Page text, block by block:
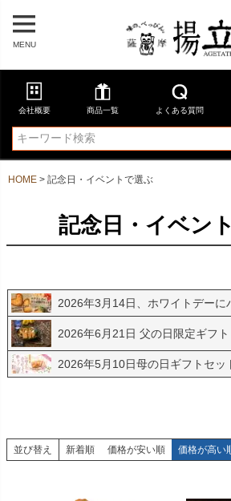
MENU
会社概要 商品一覧 よくある質問
HOME 記念日・イベントで選ぶ
記念日・イベン
2026年3月14日、ホワイトデーに
2026年6月21日 父の日限定ギフト
2026年5月10日母の日ギフトセッ
並び替え 新着順 価格が安い順 価格が高い